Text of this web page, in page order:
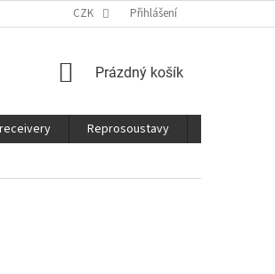
CZK Přihlášení
NÁKUPNÍ
Prázdný košík
Reprosoustavy